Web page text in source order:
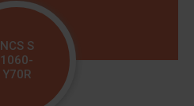
NCS S
1060-
Y70R